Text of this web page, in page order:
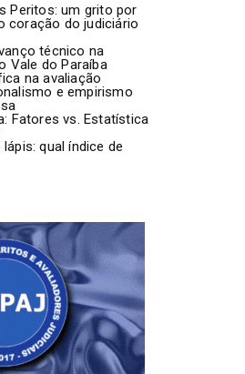
Peritos: um grito por
coração do judiciário
técnico na
Vale do Paraíba
na avaliação
e empirismo
Fatores vs. Estatística
qual índice de